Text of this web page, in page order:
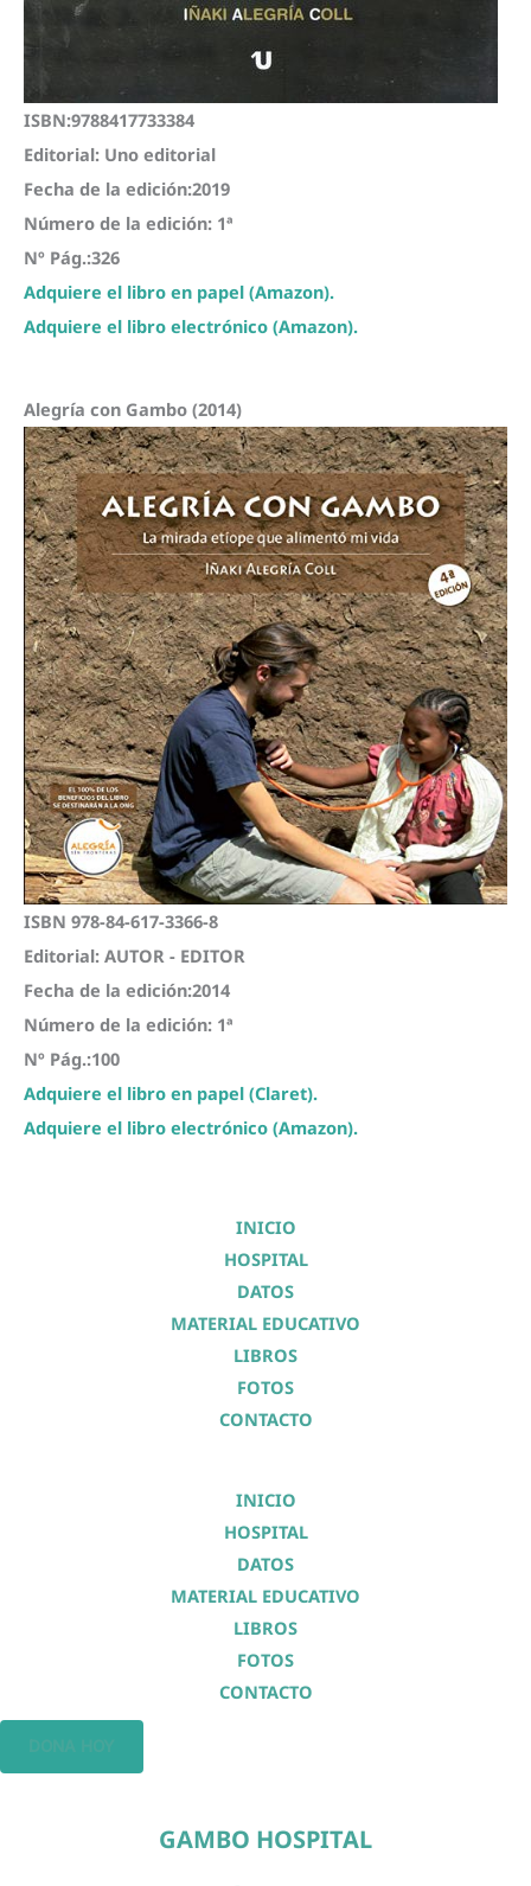
ISBN:9788417733384
Editorial: Uno editorial
Fecha de la edición:2019
Número de la edición: 1ª
Nº Pág.:326
Adquiere el libro en papel (Amazon).
Adquiere el libro electrónico (Amazon).
Alegría con Gambo (2014)
ISBN 978-84-617-3366-8
Editorial: AUTOR - EDITOR
Fecha de la edición:2014
Número de la edición: 1ª
Nº Pág.:100
Adquiere el libro en papel (Claret).
Adquiere el libro electrónico (Amazon).
INICIO
HOSPITAL
DATOS
MATERIAL EDUCATIVO
LIBROS
FOTOS
CONTACTO
INICIO
HOSPITAL
DATOS
MATERIAL EDUCATIVO
LIBROS
FOTOS
CONTACTO
GAMBO HOSPITAL